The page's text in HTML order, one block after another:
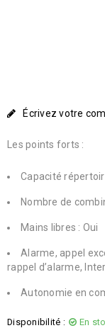
Écrivez votre
Les points forts :
Capacité
Nombre de
Mains libres : Oui
Alarme, appel
rappel d’alarme,
Autonomie en
Disponibilité : En